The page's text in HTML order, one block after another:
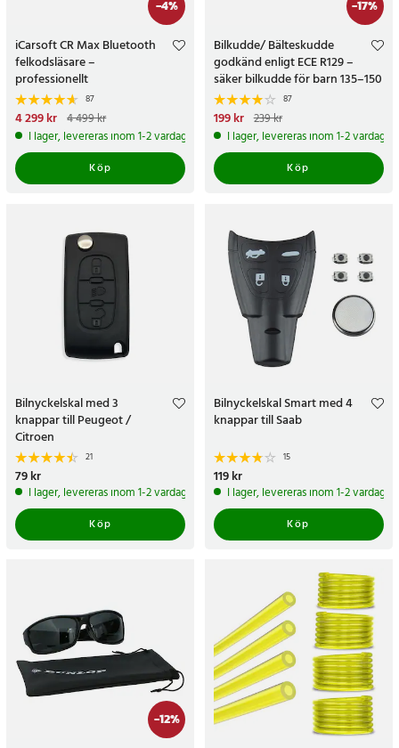
-4%
iCarsoft CR Max Bluetooth
felkodsläsare –
professionellt
bildiagnosverktyg med trådlös
OBD-anslutning
87
Nuvarande pris:
4 299 krTidigare pris:4 499 kr
4 299 kr 4 499 kr
I lager, levereras inom 1-2 vardagar
Köp
-17%
Bilkudde/ Bälteskudde
godkänd enligt ECE R129 –
säker bilkudde för barn 135–150
cm
87
Nuvarande pris
pris:239 kr
199 kr 239 kr
I lager, levereras inom 1-2 vardagar
Köp
Bilnyckelskal med 3
knappar till Peugeot /
Citroen
21
Pris:
79 kr
I lager, levereras inom 1-2 vardagar
Köp
Bilnyckelskal Smart med 4
knappar till Saab
15
Pris:119 kr
119 kr
I lager, levereras inom 1-2 vardagar
Köp
-12%